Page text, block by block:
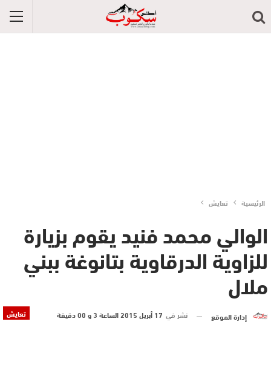
الرئيسية تعايش
الوالي محمد فنيد يقوم بزيارة
للزاوية الدرقاوية بتانوغة ببني
ملال
تعايش إدارة الموقع نشر في 17 أبريل 2015 الساعة 3 و 00 دقيقة